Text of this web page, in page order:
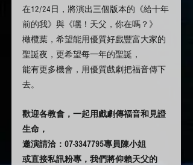
在12/24日，將演出三個版本的《給十年
前的我》與《嘿！天父，你在嗎？》
橄欖葉，希望能用優質好戲豐富大家的
聖誕夜，更希望每一年的聖誕，
能有更多機會，用優質戲劇把福音傳下
去。
歡迎各教會，一起用戲劇傳福音和見證
生命，
邀演請洽：07-3347795專員陳小姐
或直接私訊粉專，我們將仰賴天父的